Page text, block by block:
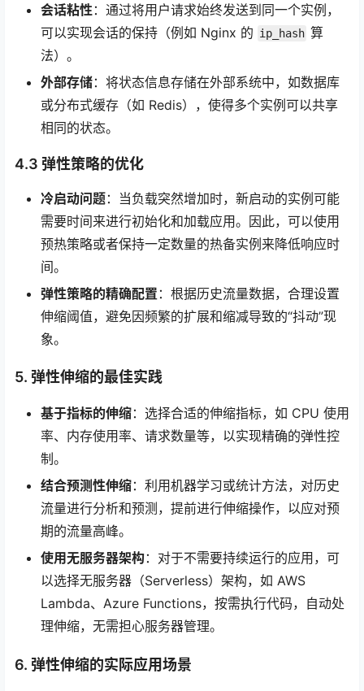
会话粘性 ：通过将用户请求始终发送到同一个实例，
可以实现会话的保持（例如 Nginx 的 ip_hash 算
法）。
外部存储：将状态信息存储在外部系统中，如数据库
或分布式缓存（如 Redis），使得多个实例可以共享
相同的状态。
4.3 弹性策略的优化
冷启动问题：当负载突然增加时，新启动的实例可能
需要时间来进行初始化和加载应用。因此，可以使用
预热策略或者保持一定数量的热备实例来降低响应时
间。
弹性策略的精确配置 ：根据历史流量数据，合理设置
伸缩阈值，避免因频繁的扩展和缩减导致的“抖动”现
象。
5. 弹性伸缩的最佳实践
基于指标的伸缩：选择合适的伸缩指标，如 CPU 使用
率、内存使用率、请求数量等，以实现精确的弹性控
制。
结合预测性伸缩：利用机器学习或统计方法，对历史
流量进行分析和预测，提前进行伸缩操作，以应对预
期的流量高峰。
使用无服务器架构：对于不需要持续运行的应用，可
以选择无服务器（Serverless）架构，如 AWS
Lambda、Azure Functions，按需执行代码，自动处
理伸缩，无需担心服务器管理。
6. 弹性伸缩的实际应用场景